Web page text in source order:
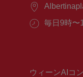
場
営
毎日9時〜
ウィーンAIコ